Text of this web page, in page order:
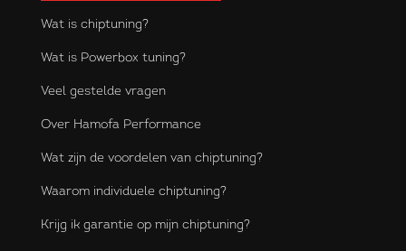
Wat is chiptuning?
Wat is Powerbox tuning?
Veel gestelde vragen
Over Hamofa Performance
Wat zijn de voordelen van chiptuning?
Waarom individuele chiptuning?
Krijg ik garantie op mijn chiptuning?